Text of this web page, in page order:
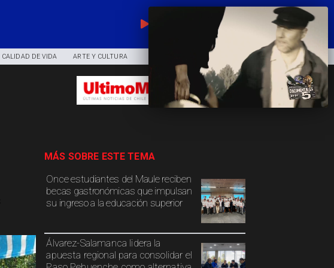
CALIDAD DE VIDA ARTE Y CULTURA DEPORTES
Once estudiantes del Maule reciben
becas gastronómicas que impulsan
su ingreso a la educación superior
Álvarez-Salamanca lidera la
apuesta regional para consolidar el
MÁS SOBRE ESTE TEMA